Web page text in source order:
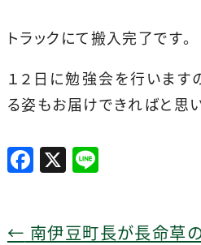
トラックにて搬入完了です。
１２日に勉強会を行います
る姿もお届けできればと思い
F
a
e
X Li
← 南伊豆町長が長命草